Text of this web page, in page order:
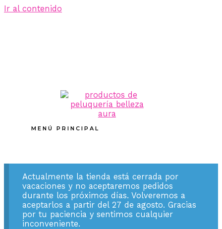
Ir al contenido
MENÚ PRINCIPAL
Actualmente la tienda está cerrada por
vacaciones y no aceptaremos pedidos
durante los próximos días. Volveremos a
aceptarlos a partir del 27 de agosto. Gracias
por tu paciencia y sentimos cualquier
inconveniente.